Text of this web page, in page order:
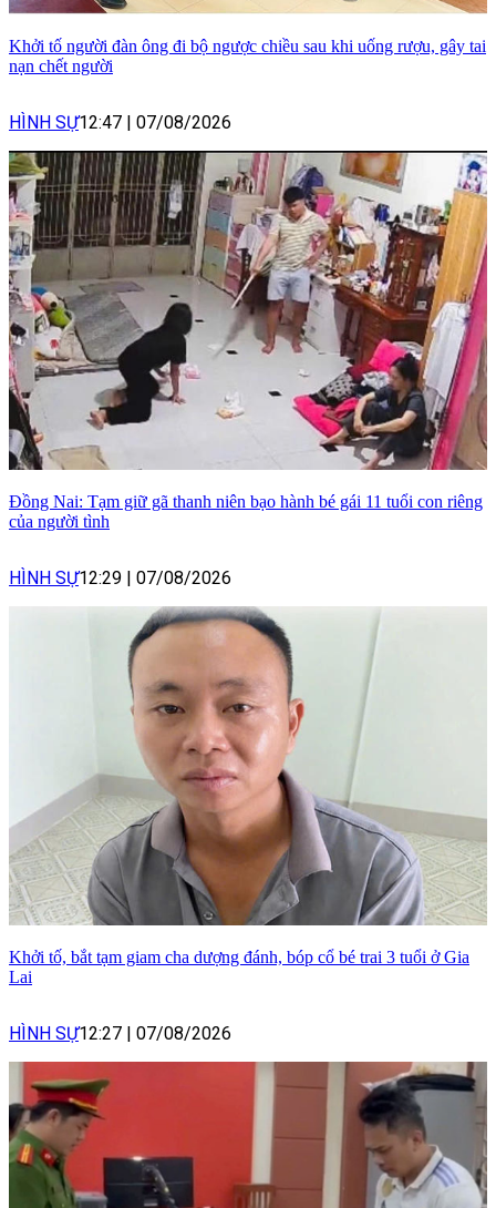
Khởi tố người đàn ông đi bộ ngược chiều sau khi uống rượu, gây tai
nạn chết người
HÌNH SỰ12:47 07/08/2026
Đồng Nai: Tạm giữ gã thanh niên bạo hành bé gái 11 tuổi con riêng
của người tình
HÌNH SỰ12:29 07/08/2026
Khởi tố, bắt tạm giam cha dượng đánh, bóp cổ bé trai 3 tuổi ở Gia
Lai
HÌNH SỰ12:27 07/08/2026